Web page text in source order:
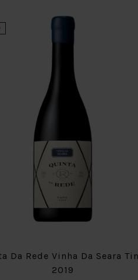
Da Rede Vinha Da Seara
2019